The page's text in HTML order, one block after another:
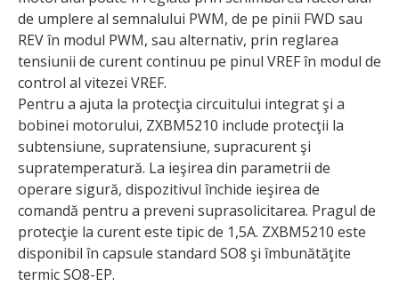
de umplere al semnalului PWM, de pe pinii FWD sau
REV în modul PWM, sau alternativ, prin reglarea
tensiunii de curent continuu pe pinul VREF în modul de
control al vitezei VREF.
Pentru a ajuta la protecţia circuitului integrat şi a
bobinei motorului, ZXBM5210 include protecţii la
subtensiune, supratensiune, supracurent şi
supratemperatură. La ieşirea din parametrii de
operare sigură, dispozi­tivul închide ieşirea de
comandă pentru a preveni suprasolicitarea. Pragul de
protecţie la curent este tipic de 1,5A. ZXBM5210 este
disponibil în capsule standard SO8 şi îmbunătăţite
termic SO8-EP.